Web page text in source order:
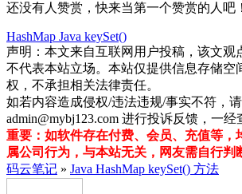
还没有人赞赏，快来当第一个赞赏的人吧！
HashMap Java keySet()
声明：本文来自互联网用户投稿，该文观
不代表本站立场。本站仅提供信息存储空
权，不承担相关法律责任。
如若内容造成侵权/违法违规/事实不符，
admin@mybj123.com 进行投诉反馈，一经
重要：如软件存在付费、会员、充值等，
属公司行为，与本站无关，网友需自行判
码云笔记 » Java HashMap keySet() 方法